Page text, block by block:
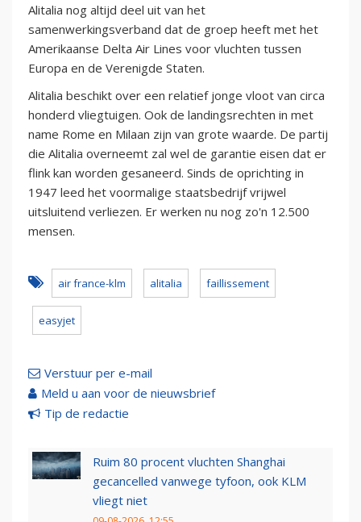
Alitalia nog altijd deel uit van het
samenwerkingsverband dat de groep heeft met het
Amerikaanse Delta Air Lines voor vluchten tussen
Europa en de Verenigde Staten.
Alitalia beschikt over een relatief jonge vloot van circa
honderd vliegtuigen. Ook de landingsrechten in met
name Rome en Milaan zijn van grote waarde. De partij
die Alitalia overneemt zal wel de garantie eisen dat er
flink kan worden gesaneerd. Sinds de oprichting in
1947 leed het voormalige staatsbedrijf vrijwel
uitsluitend verliezen. Er werken nu nog zo'n 12.500
mensen.
air france-klm alitalia faillissement
easyjet
Verstuur per e-mail
Meld u aan voor de nieuwsbrief
Tip de redactie
Ruim 80 procent vluchten Shanghai
gecancelled vanwege tyfoon, ook KLM
vliegt niet